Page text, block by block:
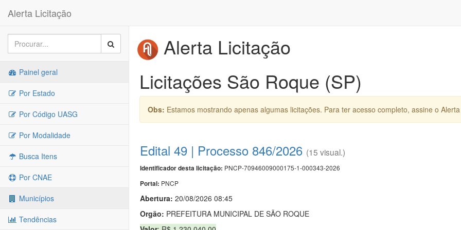
Alerta Licitação
Painel geral
Por Estado
Por Código UASG
Por Modalidade
Busca Itens
Por CNAE
Municípios
Tendências
Alerta Licitação
Licitações São Roque (SP)
Obs: Estamos mostrando apenas algumas licitações. Para ter acesso completo, assine o
Edital 49 | Processo 846/2026 (15 visual.)
Identificador desta licitação: PNCP-70946009000175-1-000343-2026
Portal: PNCP
Abertura: 20/08/2026 08:45
Orgão: PREFEITURA MUNICIPAL DE SÃO ROQUE